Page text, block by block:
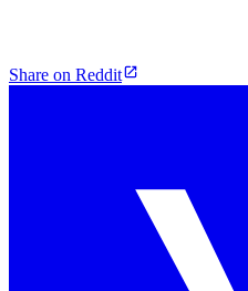
Share on Reddit